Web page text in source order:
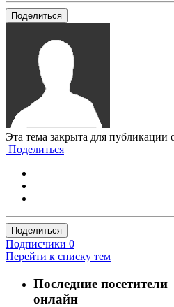
Поделиться
Эта тема закрыта для публикации
Поделиться
Поделиться
Подписчики 0
Перейти к списку тем
Последние посетители
онлайн